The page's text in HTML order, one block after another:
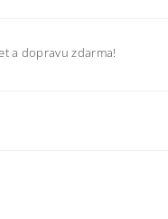
a dopravu zdarma!